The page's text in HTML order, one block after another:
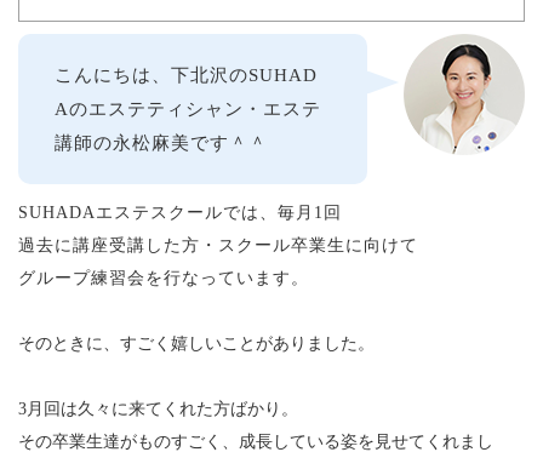
こんにちは、下北沢のSUHAD
Aのエステティシャン・エステ
講師の永松麻美です＾＾
SUHADAエステスクールでは、毎月1回
過去に講座受講した方・スクール卒業生に向けて
グループ練習会を行なっています。
そのときに、すごく嬉しいことがありました。
3月回は久々に来てくれた方ばかり。
その卒業生達がものすごく、成長している姿を見せてくれまし